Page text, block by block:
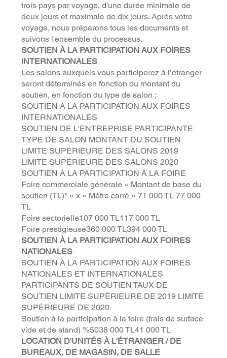
trois pays par voyage, d'une durée minimale de
deux jours et maximale de dix jours. Après votre
voyage, nous préparons tous les documents et
suivons l'ensemble du processus.
SOUTIEN À LA PARTICIPATION AUX FOIRES
INTERNATIONALES
Les salons auxquels vous participerez à l’étranger
seront déterminés en fonction du montant du
soutien, en fonction du type de salon ;
SOUTIEN À LA PARTICIPATION AUX FOIRES
INTERNATIONALES
SOUTIEN DE L'ENTREPRISE PARTICIPANTE
TYPE DE SALON MONTANT DU SOUTIEN
LIMITE SUPÉRIEURE DES SALONS 2019
LIMITE SUPÉRIEURE DES SALONS 2020
SOUTIEN À LA PARTICIPATION À LA FOIRE
Foire commerciale générale « Montant de base du
soutien (TL)* » x « Mètre carré » 71 000 TL 77 000
TL
Foire sectorielle107 000 TL117 000 TL
Foire prestigieuse360 000 TL394 000 TL
SOUTIEN À LA PARTICIPATION AUX FOIRES
NATIONALES
SOUTIEN À LA PARTICIPATION AUX FOIRES
NATIONALES ET INTERNATIONALES
PARTICIPANTS DE SOUTIEN TAUX DE
SOUTIEN LIMITE SUPÉRIEURE DE 2019 LIMITE
SUPÉRIEURE DE 2020
Soutien à la participation à la foire (frais de surface
vide et de stand) %5038 000 TL41 000 TL
LOCATION D'UNITÉS À L'ÉTRANGER / DE
BUREAUX, DE MAGASIN, DE SALLE